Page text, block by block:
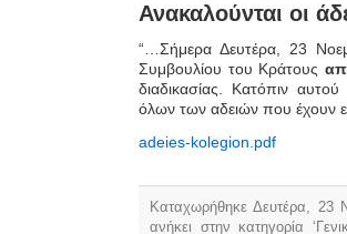
Ανακαλούνται οι
“…Σήμερα Δευτέρα, 23
Συμβουλίου του Κράτους
διαδικασίας. Κατόπιν
όλων των αδειών που έχουν
adeies-kolegion.pdf
Καταχωρήθηκε Δευτέρα, 23
ανήκει στην κατηγορία